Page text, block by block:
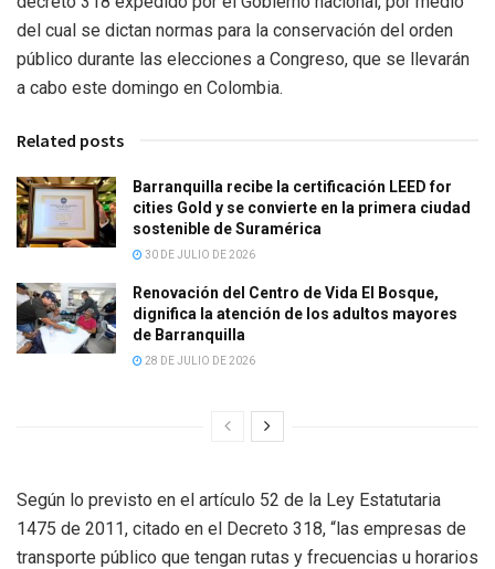
del cual se dictan normas para la conservación del orden
público durante las elecciones a Congreso, que se llevarán
a cabo este domingo en Colombia.
Related posts
Barranquilla recibe la certificación LEED for
cities Gold y se convierte en la primera ciudad
sostenible de Suramérica
30 DE JULIO DE 2026
Renovación del Centro de Vida El Bosque,
dignifica la atención de los adultos mayores
de Barranquilla
28 DE JULIO DE 2026
Según lo previsto en el artículo 52 de la Ley Estatutaria
1475 de 2011, citado en el Decreto 318, “las empresas de
transporte público que tengan rutas y frecuencias u horarios